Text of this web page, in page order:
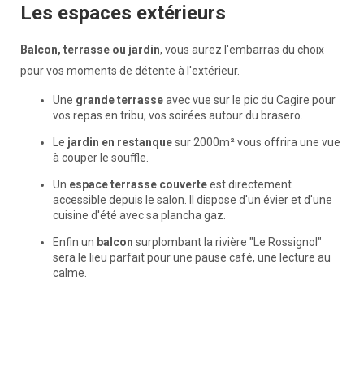
Les espaces extérieurs
Balcon, terrasse ou jardin, vous aurez l'embarras du choix
pour vos moments de détente à l'extérieur.
Une grande terrasseavec vue sur le pic du Cagire pour
vos repas en tribu, vos soirées autour du brasero.
Le jardin en restanquesur 2000m² vous offrira une vue
à couper le souffle.
Un espace terrasse couverteest directement
accessible depuis le salon. Il dispose d'un évier et d'une
cuisine d'été avec sa plancha gaz.
Enfin un balcon surplombant la rivière "Le Rossignol"
sera le lieu parfait pour une pause café, une lecture au
calme.